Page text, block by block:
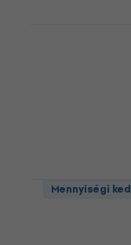
Sela
Mennyiségi